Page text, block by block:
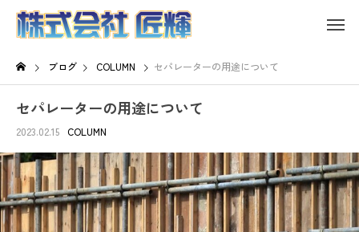
ブログ COLUMN セパレーターの用途について
セパレーターの用途について
2023.02.15 COLUMN